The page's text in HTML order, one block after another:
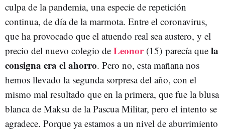
culpa de la pandemia, una especie de repetición
continua, de día de la marmota. Entre el coronavirus,
que ha provocado que el atuendo real sea austero, y el
precio del nuevo colegio de Leonor (15) parecía que la
consigna era el ahorro. Pero no, esta mañana nos
hemos llevado la segunda sorpresa del año, con el
mismo mal resultado que en la primera, que fue la blusa
blanca de Maksu de la Pascua Militar, pero el intento se
agradece. Porque ya estamos a un nivel de aburrimiento